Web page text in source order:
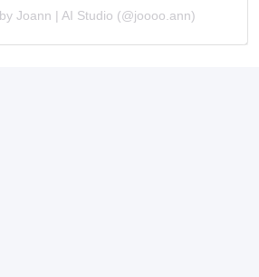
Joann | AI Studio (@joooo.ann)